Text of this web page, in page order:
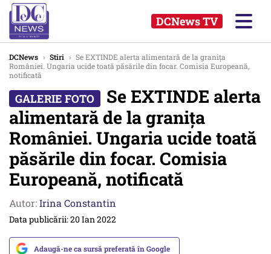
DCNews TV
DCNews › Stiri › Se EXTINDE alerta alimentară de la granița
României. Ungaria ucide toată păsările din focar. Comisia Europeană,
notificată
Se EXTINDE alerta
alimentară de la granița
României. Ungaria ucide toată
păsările din focar. Comisia
Europeană, notificată
Autor:Irina Constantin
Data publicării: 20 Ian 2022
Adaugă-ne ca sursă preferată în Google